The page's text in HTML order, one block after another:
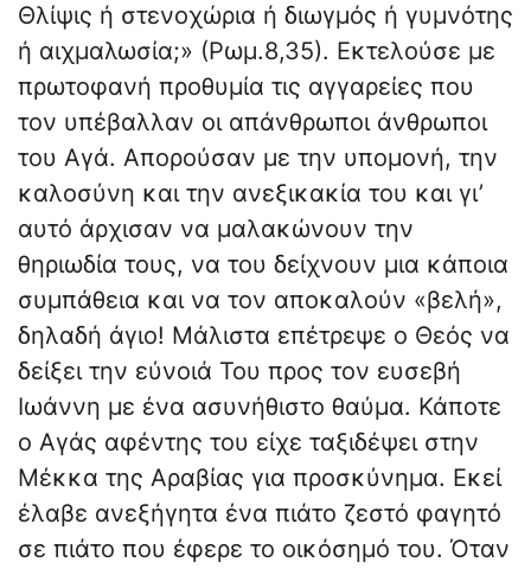
Θλίψις ή στενο­χώρια ή διωγμός ή γυμνότης
ή αιχμαλωσία;» (Ρωμ.8,35). Εκτελούσε με
πρωτοφανή προθυμία τις αγγαρείες που
τον υπέβαλλαν οι απάνθρωποι άνθρωποι
του Αγά. Απορούσαν με την υπομονή, την
καλοσύνη και την ανεξικακία του και γι’
αυτό άρχισαν να μαλακώνουν την
θηριωδία τους, να του δείχνουν μια κάποια
συμπάθεια και να τον αποκαλούν «βελή»,
δηλαδή άγιο! Μάλιστα επέτρεψε ο Θεός να
δείξει την εύνοιά Του προς τον ευσεβή
Ιωάννη με ένα ασυνήθιστο θαύμα. Κάποτε
ο Αγάς αφέντης του είχε ταξιδέψει στην
Μέκκα της Αραβίας για προσκύνημα. Εκεί
έλαβε ανεξήγητα ένα πιάτο ζεστό φαγητό
σε πιάτο που έφερε το οικόσημό του. Όταν